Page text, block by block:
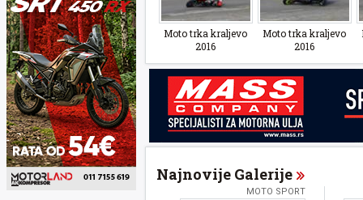
Moto trka kraljevo
2016
Moto trka kraljevo
2016
Najnovije Galerije
MOTO SPORT